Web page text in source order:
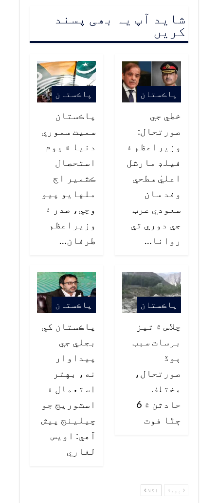
شاید آپ یہ بھی پسند
کریں
پاڪستان
خطي جي
صورتحال:
وزيراعظم ۽
فيلڊ مارشل
اعليٰ سطحي
وفد سان
سعودي عرب
جي دوري تي
روانا…
پاڪستان
پاڪستان
سميت سموري
دنيا ۾ يوم
استحصال
ڪشمير اڄ
ملهايو پيو
وڃي، صدر ۽
وزيراعظم
طرفان…
پاڪستان
چلاس ۾ تيز
برسات سبب
ٻوڏ
صورتحال،
مختلف
حادثن ۾ 6
ڄڻا فوت
پاڪستان
پاڪستان کي
بجلي جي
پيداوار
نه، بهتر
استعمال ۽
اسٽوريج جو
چيلينج پيش
آهي: اويس
لغاري
پچھلا اگلا